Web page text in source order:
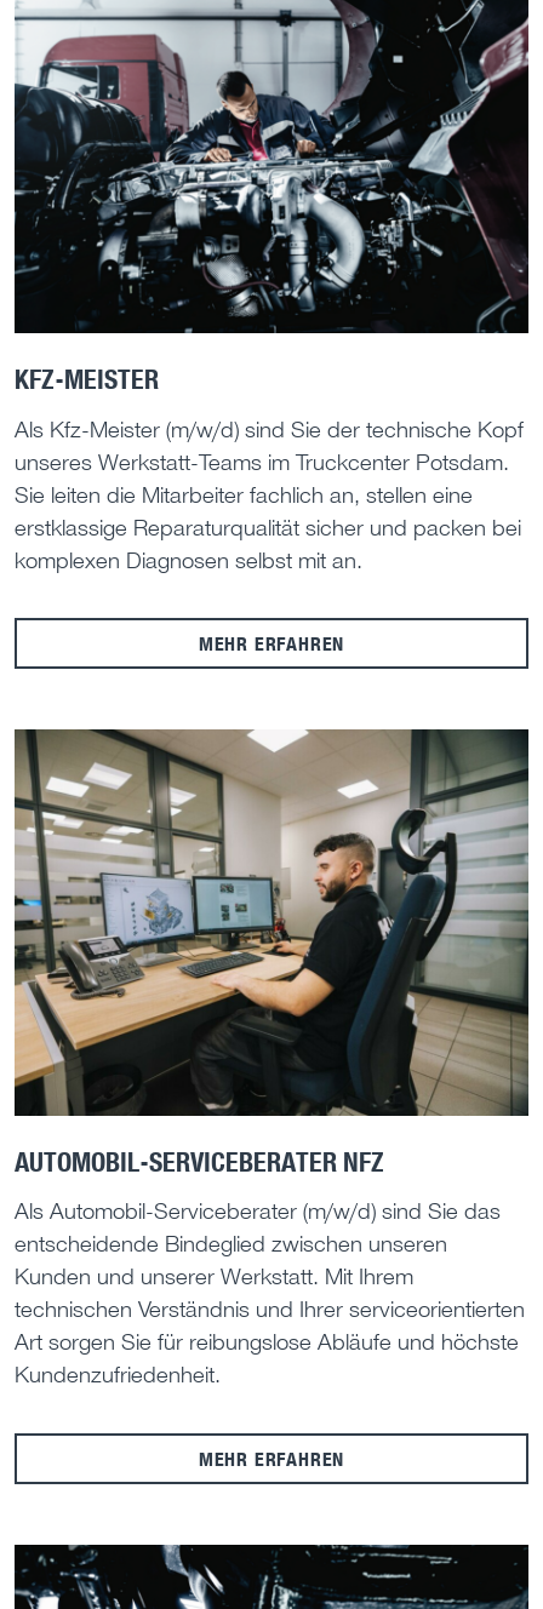
KFZ-MEISTER
Als Kfz-Meister (m/w/d) sind Sie der technische Kopf
unseres Werkstatt-Teams im Truckcenter Potsdam.
Sie leiten die Mitarbeiter fachlich an, stellen eine
erstklassige Reparaturqualität sicher und packen bei
komplexen Diagnosen selbst mit an.
MEHR ERFAHREN
AUTOMOBIL-SERVICEBERATER NFZ
Als Automobil-Serviceberater (m/w/d) sind Sie das
entscheidende Bindeglied zwischen unseren
Kunden und unserer Werkstatt. Mit Ihrem
technischen Verständnis und Ihrer serviceorientierten
Art sorgen Sie für reibungslose Abläufe und höchste
Kundenzufriedenheit.
MEHR ERFAHREN